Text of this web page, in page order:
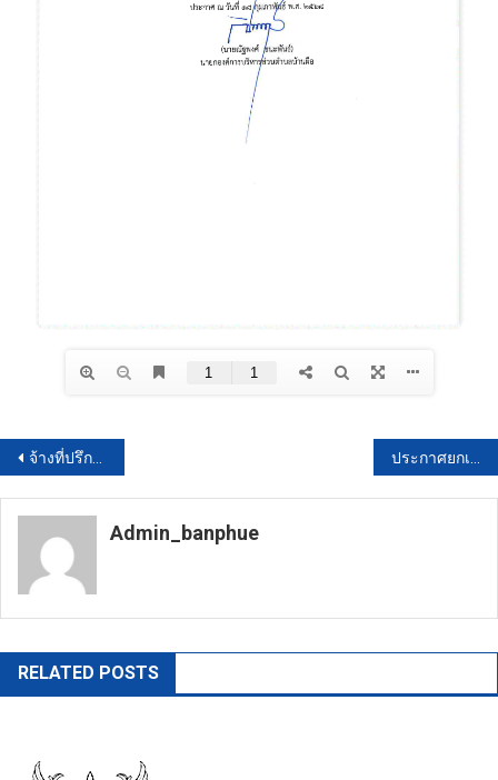
แนะแนว
เรื่อง
จ้างที่ปรึกษาเพื่อประเมินผลตามแนวทางการประเมินความคุ้มค่าเพื่อพัฒนาองค์การมหาชน ของสำนักงานพัฒนาพิงคนคร (องค์การมหาชน) ประจำปีงบประมาณ พ.ศ. ๒๕๖๘ โดยวิธีประกาศเชิญชวนทั่วไป
Admin_banphue
RELATED POSTS